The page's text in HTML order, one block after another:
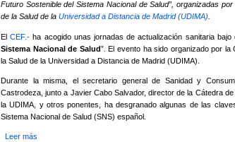
Futuro Sostenible del Sistema Nacional de Salud”, organizadas
de la Salud de la Universidad a Distancia de Madrid (UDIMA)
ElCEF.- ha acogido unas jornadas de actualización sanitaria bajo
Sistema Nacional de Salud”. El evento ha sido organizado por la
la Salud de la Universidad a Distancia de Madrid (UDIMA).
Durante la misma, el secretario general de Sanidad y
Castrodeza, junto a Javier Cabo Salvador, director de la Cátedra
la UDIMA, y otros ponentes, ha desgranado algunas de las
Sistema Nacional de Salud (SNS) español.
Leer más